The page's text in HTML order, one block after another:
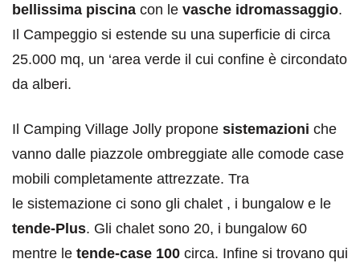
bellissima piscina con le vasche idromassaggio.
Il Campeggio si estende su una superficie di circa
25.000 mq, un ‘area verde il cui confine è circondato
da alberi.
Il Camping Village Jolly propone sistemazioni che
vanno dalle piazzole ombreggiate alle comode case
mobili completamente attrezzate. Tra
le sistemazione ci sono gli chalet , i bungalow e le
tende-Plus. Gli chalet sono 20, i bungalow 60
mentre le tende-case 100 circa. Infine si trovano qui